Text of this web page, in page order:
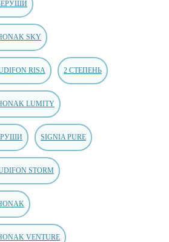
SKY
RISA 2 СТЕПЕНЬ
LUMITY
SIGNIA PURE
STORM
VENTURE